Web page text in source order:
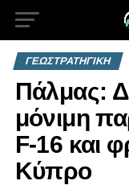
ΓΕΩΣΤΡΑΤΗΓΙΚΗ
Πάλμας:
μόνιμη
F-16 και
Κύπρο